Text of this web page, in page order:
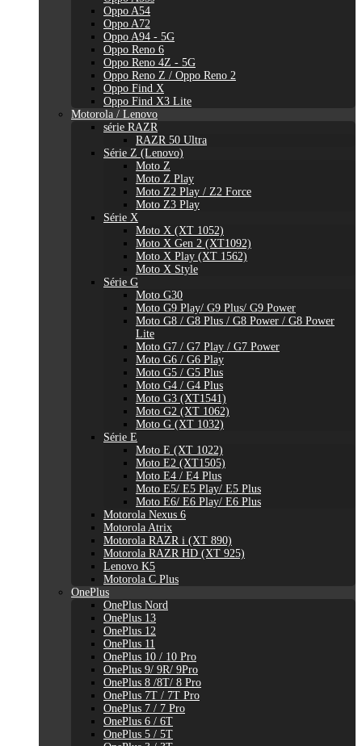
Oppo A54
Oppo A72
Oppo A94 - 5G
Oppo Reno 6
Oppo Reno 4Z - 5G
Oppo Reno Z / Oppo Reno 2
Oppo Find X
Oppo Find X3 Lite
Motorola / Lenovo
série RAZR
RAZR 50 Ultra
Série Z (Lenovo)
Moto Z
Moto Z Play
Moto Z2 Play / Z2 Force
Moto Z3 Play
Série X
Moto X (XT 1052)
Moto X Gen 2 (XT1092)
Moto X Play (XT 1562)
Moto X Style
Série G
Moto G30
Moto G9 Play/ G9 Plus/ G9 Power
Moto G8 / G8 Plus / G8 Power / G8 Power
Lite
Moto G7 / G7 Play / G7 Power
Moto G6 / G6 Play
Moto G5 / G5 Plus
Moto G4 / G4 Plus
Moto G3 (XT1541)
Moto G2 (XT 1062)
Moto G (XT 1032)
Série E
Moto E (XT 1022)
Moto E2 (XT1505)
Moto E4 / E4 Plus
Moto E5/ E5 Play/ E5 Plus
Moto E6/ E6 Play/ E6 Plus
Motorola Nexus 6
Motorola Atrix
Motorola RAZR i (XT 890)
Motorola RAZR HD (XT 925)
Lenovo K5
Motorola C Plus
OnePlus
OnePlus Nord
OnePlus 13
OnePlus 12
OnePlus 11
OnePlus 10 / 10 Pro
OnePlus 9/ 9R/ 9Pro
OnePlus 8 /8T/ 8 Pro
OnePlus 7T / 7T Pro
OnePlus 7 / 7 Pro
OnePlus 6 / 6T
OnePlus 5 / 5T